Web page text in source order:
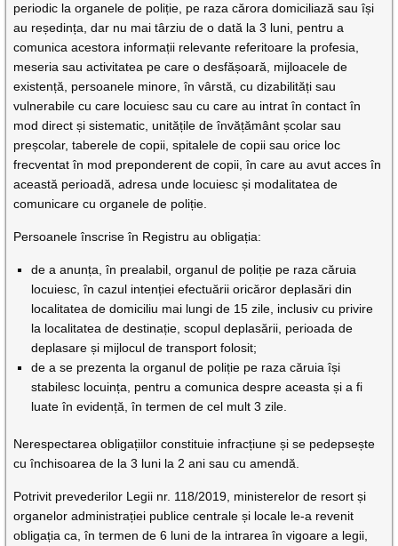
periodic la organele de poliție, pe raza cărora domiciliază sau își
au reședința, dar nu mai târziu de o dată la 3 luni, pentru a
comunica acestora informații relevante referitoare la profesia,
meseria sau activitatea pe care o desfășoară, mijloacele de
existență, persoanele minore, în vârstă, cu dizabilități sau
vulnerabile cu care locuiesc sau cu care au intrat în contact în
mod direct și sistematic, unitățile de învățământ școlar sau
preșcolar, taberele de copii, spitalele de copii sau orice loc
frecventat în mod preponderent de copii, în care au avut acces în
această perioadă, adresa unde locuiesc și modalitatea de
comunicare cu organele de poliție.
Persoanele înscrise în Registru au obligația:
de a anunța, în prealabil, organul de poliție pe raza căruia
locuiesc, în cazul intenției efectuării oricăror deplasări din
localitatea de domiciliu mai lungi de 15 zile, inclusiv cu privire
la localitatea de destinație, scopul deplasării, perioada de
deplasare și mijlocul de transport folosit;
de a se prezenta la organul de poliție pe raza căruia își
stabilesc locuința, pentru a comunica despre aceasta și a fi
luate în evidență, în termen de cel mult 3 zile.
Nerespectarea obligațiilor constituie infracțiune și se pedepsește
cu închisoarea de la 3 luni la 2 ani sau cu amendă.
Potrivit prevederilor Legii nr. 118/2019, ministerelor de resort și
organelor administrației publice centrale și locale le-a revenit
obligația ca, în termen de 6 luni de la intrarea în vigoare a legii,